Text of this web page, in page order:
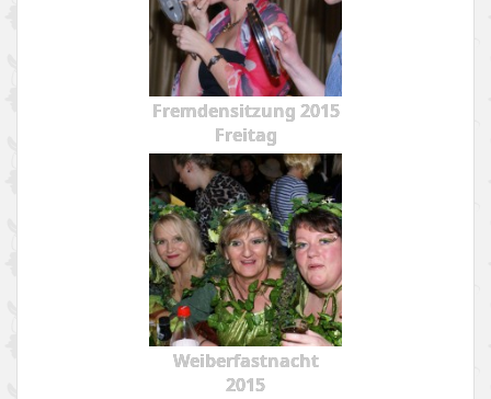
Fremdensitzung 2015
Freitag
Weiberfastnacht
2015